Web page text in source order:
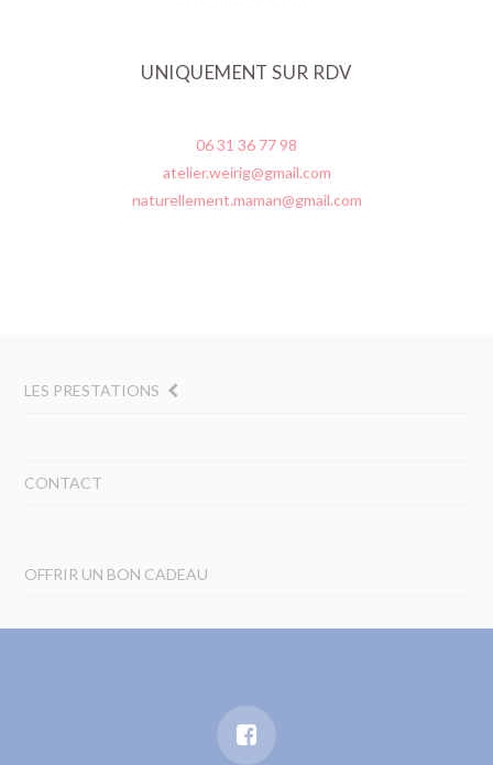
UNIQUEMENT SUR RDV
06 31 36 77 98
atelier.weirig@gmail.com
naturellement.maman@gmail.com
LES PRESTATIONS
CONTACT
OFFRIR UN BON CADEAU